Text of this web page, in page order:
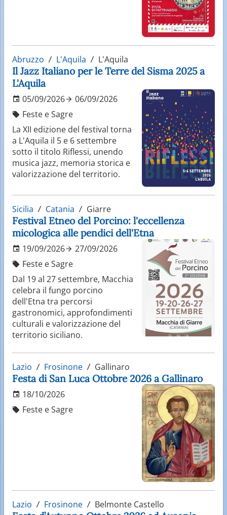
Abruzzo L'Aquila L'Aquila
Il Jazz Italiano per le Terre del Sisma 2025 a
L'Aquila
05/09/2026
06/09/2026
Feste e Sagre
La XII edizione del festival torna
a L'Aquila il 5 e 6 settembre
sotto il titolo Riflessi, unendo
musica jazz, memoria storica e
valorizzazione del territorio.
Sicilia Catania Giarre
Festival Etneo del Porcino: l'eccellenza
micologica alle pendici dell'Etna
19/09/2026
27/09/2026
Feste e Sagre
Dal 19 al 27 settembre, Macchia
celebra il fungo porcino
dell'Etna tra percorsi
gastronomici, approfondimenti
culturali e valorizzazione del
territorio siciliano.
Lazio Frosinone Gallinaro
Festa di San Luca Ottobre 2026 a Gallinaro
18/10/2026
Feste e Sagre
Lazio Frosinone Belmonte Castello